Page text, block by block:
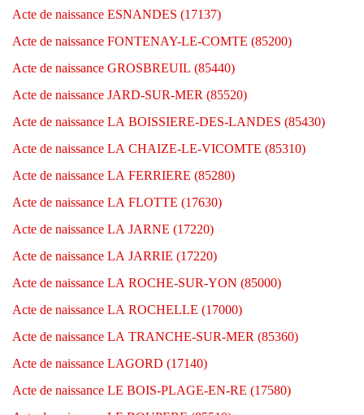
Acte de naissance ESNANDES (17137)
Acte de naissance FONTENAY-LE-COMTE (85200)
Acte de naissance GROSBREUIL (85440)
Acte de naissance JARD-SUR-MER (85520)
Acte de naissance LA BOISSIERE-DES-LANDES (85430)
Acte de naissance LA CHAIZE-LE-VICOMTE (85310)
Acte de naissance LA FERRIERE (85280)
Acte de naissance LA FLOTTE (17630)
Acte de naissance LA JARNE (17220)
Acte de naissance LA JARRIE (17220)
Acte de naissance LA ROCHE-SUR-YON (85000)
Acte de naissance LA ROCHELLE (17000)
Acte de naissance LA TRANCHE-SUR-MER (85360)
Acte de naissance LAGORD (17140)
Acte de naissance LE BOIS-PLAGE-EN-RE (17580)